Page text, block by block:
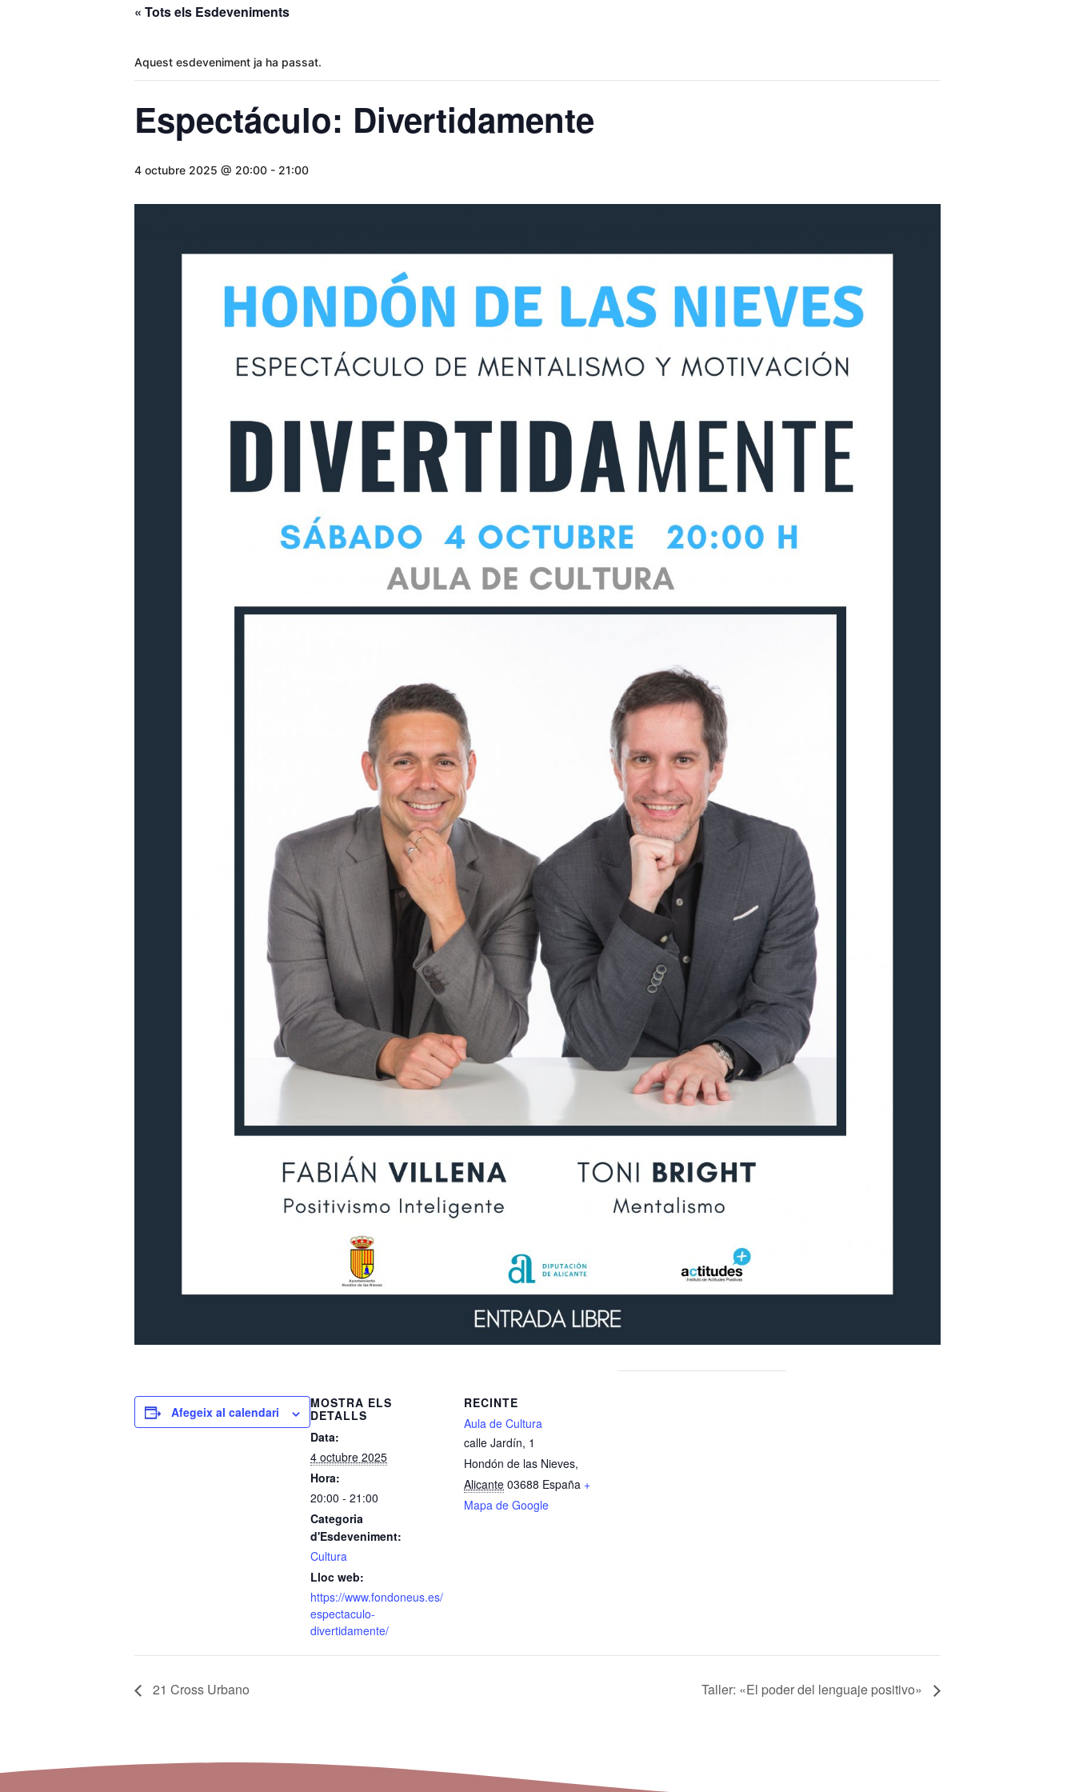
« Tots els Esdeveniments
Aquest esdeveniment ja ha passat.
Espectáculo: Divertidamente
4 octubre 2025 @ 20:00 - 21:00
Afegeix al calendari
MOSTRA ELS
DETALLS
Data:
4 octubre 2025
Hora:
20:00 - 21:00
Categoria
d'Esdeveniment:
Cultura
Lloc web:
https://www.fondoneus.es/
espectaculo-
divertidamente/
RECINTE
Aula de Cultura
calle Jardín, 1
Hondón de las Nieves,
Alicante 03688 España +
Mapa de Google
21 Cross Urbano Taller: «El poder del lenguaje positivo»